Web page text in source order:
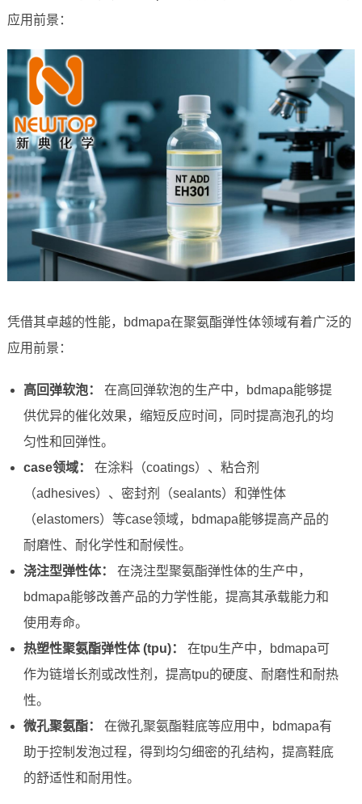
应用前景：
凭借其卓越的性能，bdmapa在聚氨酯弹性体领域有着广泛的
应用前景：
高回弹软泡：
在高回弹软泡的生产中，bdmapa能够提
供优异的催化效果，缩短反应时间，同时提高泡孔的均
匀性和回弹性。
case领域：
在涂料（coatings）、粘合剂
（adhesives）、密封剂（sealants）和弹性体
（elastomers）等case领域，bdmapa能够提高产品的
耐磨性、耐化学性和耐候性。
浇注型弹性体：
在浇注型聚氨酯弹性体的生产中，
bdmapa能够改善产品的力学性能，提高其承载能力和
使用寿命。
热塑性聚氨酯弹性体 (tpu)：
在tpu生产中，bdmapa可
作为链增长剂或改性剂，提高tpu的硬度、耐磨性和耐热
性。
微孔聚氨酯：
在微孔聚氨酯鞋底等应用中，bdmapa有
助于控制发泡过程，得到均匀细密的孔结构，提高鞋底
的舒适性和耐用性。